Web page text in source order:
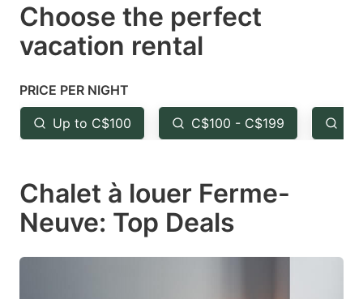
select
a
Press
the
question
key
to
select
the
question
key
to
Choose the perfect
vacation rental
PRICE PER NIGHT
Up to C$100 C$100 - C$199
Chalet à louer Ferme-
Neuve: Top Deals